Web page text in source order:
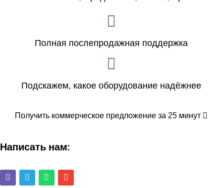
Полная послепродажная поддержка
Подскажем, какое оборудование надёжнее
Получить коммерческое предложение за 25 минут
Написать нам: